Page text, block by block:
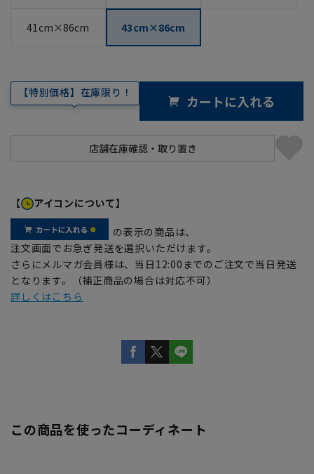
41cm×86cm 43cm×86cm
【特別価格】在庫限り！ カートに入れる
【 アイコンについて】
の表示の商品は、
注文画面でお急ぎ発送を選択いただけます。
さらにメルマガ会員様は、当日12:00までのご注文で当日発送
となります。（補正商品の場合は対応不可）
詳しくはこちら
この商品を使ったコーディネート